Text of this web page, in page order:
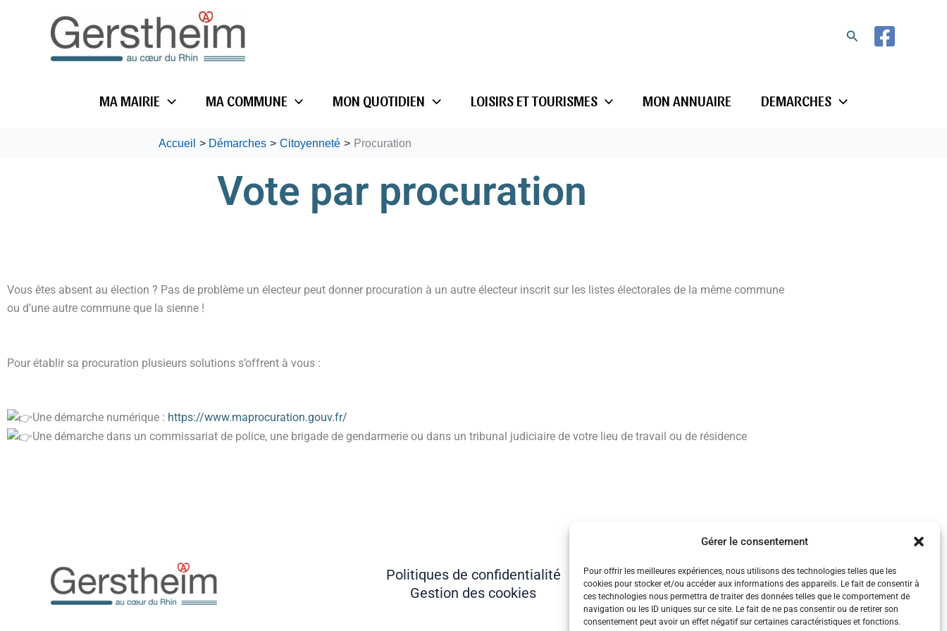
Gérer le consentement
Pour offrir les meilleures expériences, nous utilisons des technologies telles que les
cookies pour stocker et/ou accéder aux informations des appareils. Le fait de consentir à
ces technologies nous permettra de traiter des données telles que le comportement de
navigation ou les ID uniques sur ce site. Le fait de ne pas consentir ou de retirer son
consentement peut avoir un effet négatif sur certaines caractéristiques et fonctions.
Rechercher
MA MAIRIE MA COMMUNE MON QUOTIDIEN LOISIRS ET TOURISMES MON ANNUAIRE DEMARCHES
Accueil Démarches Citoyenneté Procuration
Vote par procuration
Vous êtes absent au élection ? Pas de problème un électeur peut donner procuration à un autre électeur inscrit sur les listes électorales de la même commune
ou d’une autre commune que la sienne !
Pour établir sa procuration plusieurs solutions s’offrent à vous :
Une démarche numérique : https://www.maprocuration.gouv.fr/
Une démarche dans un commissariat de police, une brigade de gendarmerie ou dans un tribunal judiciaire de votre lieu de travail ou de résidence
Politiques de confidentialité
Gestion des cookies